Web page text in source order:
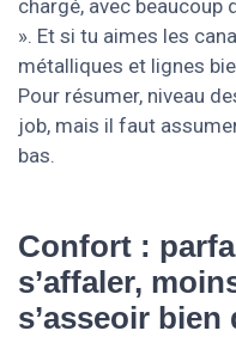
chargé, avec beaucoup
». Et si tu aimes les
métalliques et lignes
Pour résumer, niveau
job, mais il faut
bas.
Confort :
s’affaler,
s’asseoir bien